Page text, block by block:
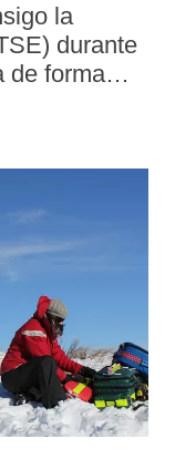
la
durante
de forma
deberá
recetas y
en el
a su